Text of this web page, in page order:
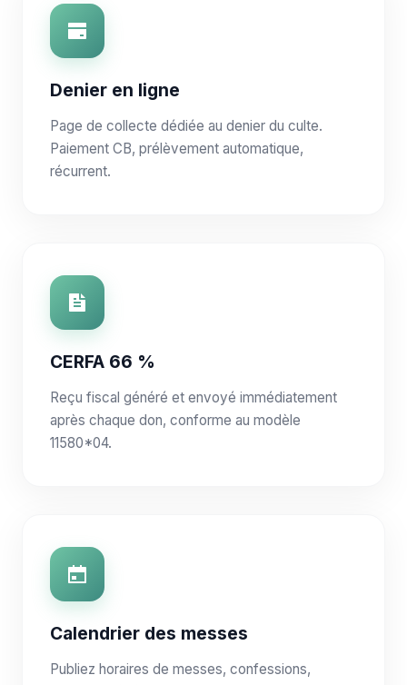
Denier en ligne
Page de collecte dédiée au denier du culte.
Paiement CB, prélèvement automatique,
récurrent.
CERFA 66 %
Reçu fiscal généré et envoyé immédiatement
après chaque don, conforme au modèle
11580*04.
Calendrier des messes
Publiez horaires de messes, confessions,